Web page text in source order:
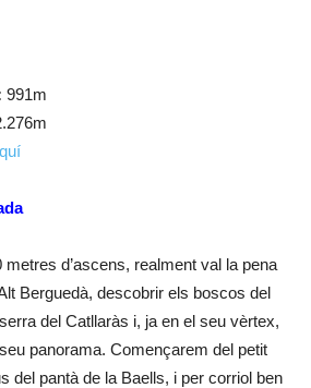
991m
metres d’ascens, realment val la pena
Berguedà, descobrir els boscos del
del Catllaràs i, ja en el seu vèrtex,
panorama. Començarem del petit
del pantà de la Baells, i per corriol ben